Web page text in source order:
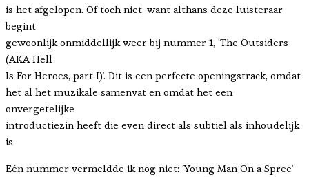
is het afgelopen. Of toch niet, want althans deze luisteraar
begint
gewoonlijk onmiddellijk weer bij nummer 1, ‘The Outsiders
(AKA Hell
Is For Heroes, part I)’. Dit is een perfecte openingstrack, omdat
het al het muzikale samenvat en omdat het een
onvergetelijke
introductiezin heeft die even direct als subtiel als inhoudelijk
is.
Eén nummer vermeldde ik nog niet: ‘Young Man On a Spree’